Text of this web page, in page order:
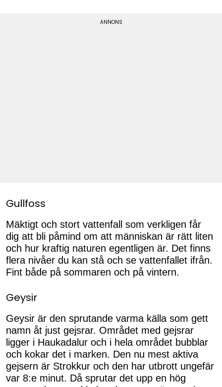
Gullfoss
Mäktigt och stort vattenfall som verkligen får
dig att bli påmind om att människan är rätt liten
och hur kraftig naturen egentligen är. Det finns
flera nivåer du kan stå och se vattenfallet ifrån.
Fint både på sommaren och på vintern.
Geysir
Geysir är den sprutande varma källa som gett
namn åt just gejsrar. Området med gejsrar
ligger i Haukadalur och i hela området bubblar
och kokar det i marken. Den nu mest aktiva
gejsern är Strokkur och den har utbrott ungefär
var 8:e minut. Då sprutar det upp en hög